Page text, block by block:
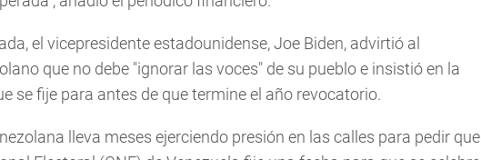
el vicepresidente estadounidense, Joe Biden, advirtió al
que no debe "ignorar las voces" de su pueblo e insistió en la
se fije para antes de que termine el año revocatorio.
lleva meses ejerciendo presión en las calles para pedir que